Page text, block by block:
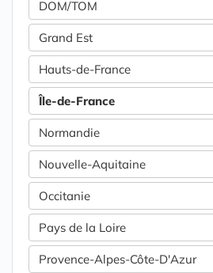
DOM/TOM
Grand Est
Hauts-de-France
Île-de-France
Normandie
Nouvelle-Aquitaine
Occitanie
Pays de la Loire
Provence-Alpes-Côte-D'Azur